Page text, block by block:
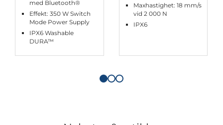
med Bluetooth®
Effekt: 350 W Switch
Mode Power Supply
IPX6 Washable
DURA™
Maxhastighet: 18 mm/s
vid 2 000 N
IPX6